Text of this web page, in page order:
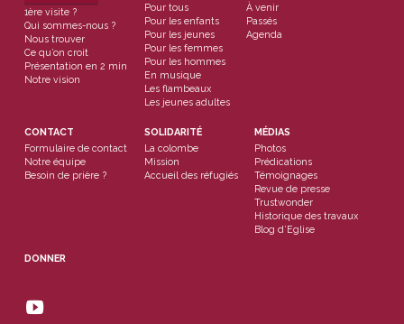
1ère visite ?
Qui sommes-nous ?
Nous trouver
Ce qu’on croit
Présentation en 2 min
Notre vision
Pour tous
Pour les enfants
Pour les jeunes
Pour les femmes
Pour les hommes
En musique
Les flambeaux
Les jeunes adultes
À venir
Passés
Agenda
CONTACT
Formulaire de contact
Notre équipe
Besoin de prière ?
SOLIDARITÉ
La colombe
Mission
Accueil des réfugiés
MÉDIAS
Photos
Prédications
Témoignages
Revue de presse
Trustwonder
Historique des travaux
Blog d’Eglise
DONNER